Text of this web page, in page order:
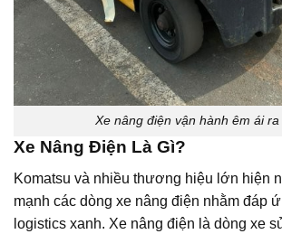
Xe nâng điện vận hành êm ái
Xe Nâng Điện Là Gì?
Komatsu và nhiều thương hiệu lớn hiện
mạnh các dòng xe nâng điện nhằm đáp
logistics xanh. Xe nâng điện là dòng xe